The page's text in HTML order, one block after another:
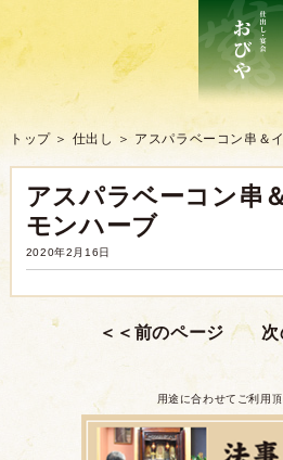
トップ
仕出し
ご注文の流れ
トップ 仕出し アスパラベーコン串＆
アスパラベーコン串
モンハーブ
2020年2月16日
用途に合わせてご利用頂